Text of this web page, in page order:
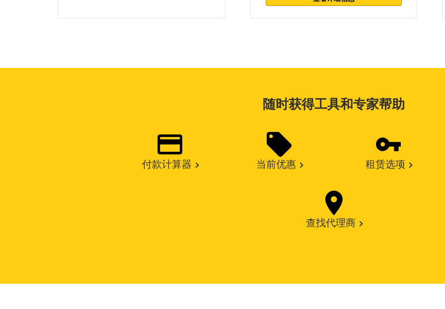
随时获得工具和专家帮助
付款计算器 当前优惠 租赁选项
查找代理商